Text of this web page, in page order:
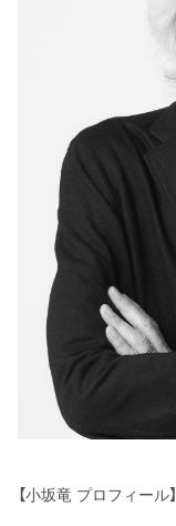
【小坂竜 プロフィール】